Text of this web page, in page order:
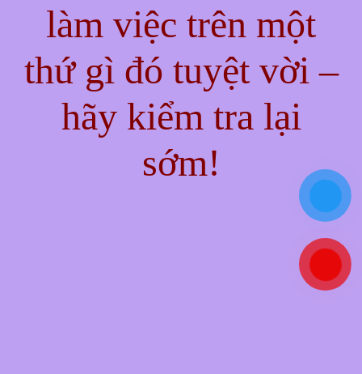
làm việc trên một
thứ gì đó tuyệt vời –
hãy kiểm tra lại
sớm!